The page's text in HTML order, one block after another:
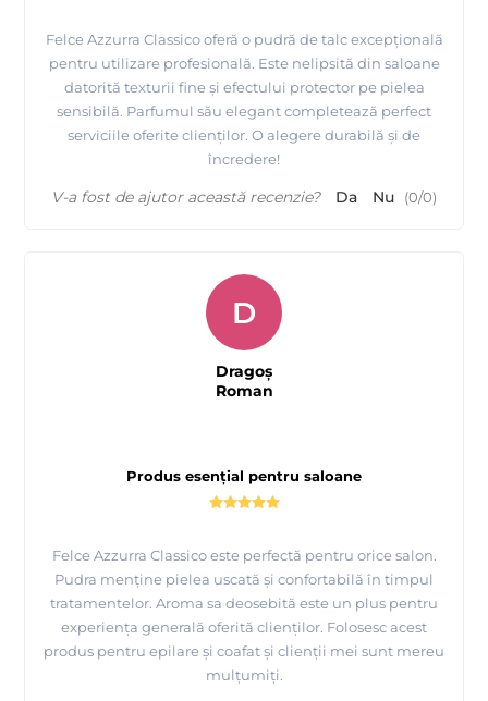
Felce Azzurra Classico oferă o pudră de talc excepțională
pentru utilizare profesională. Este nelipsită din saloane
datorită texturii fine și efectului protector pe pielea
sensibilă. Parfumul său elegant completează perfect
serviciile oferite clienților. O alegere durabilă și de
încredere!
V-a fost de ajutor această recenzie? Da Nu (0/0)
Produs esențial pentru saloane
Felce Azzurra Classico este perfectă pentru orice salon.
Pudra menține pielea uscată și confortabilă în timpul
tratamentelor. Aroma sa deosebită este un plus pentru
experiența generală oferită clienților. Folosesc acest
produs pentru epilare și coafat și clienții mei sunt mereu
mulțumiți.
D
Dragoș
Roman